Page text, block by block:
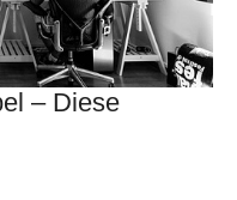
– Diese